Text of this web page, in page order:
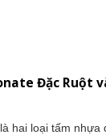
Đặc Ruột
hai loại tấm